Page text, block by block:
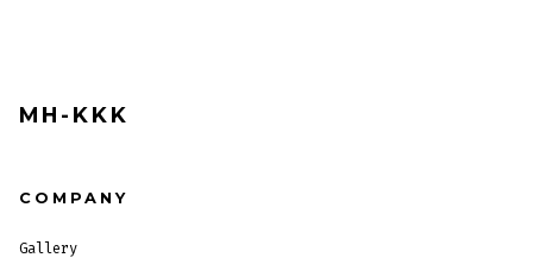
MH-KKK
COMPANY
Gallery